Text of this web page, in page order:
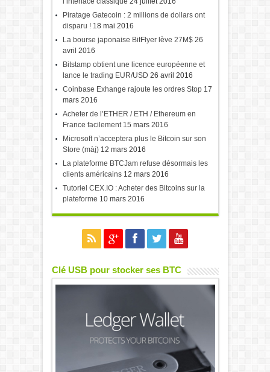
Piratage Gatecoin : 2 millions de dollars ont
disparu ! 18 mai 2016
La bourse japonaise BitFlyer lève 27M$ 26
avril 2016
Bitstamp obtient une licence européenne et
lance le trading EUR/USD 26 avril 2016
Coinbase Exhange rajoute les ordres Stop 17
mars 2016
Acheter de l’ETHER / ETH / Ethereum en
France facilement 15 mars 2016
Microsoft n’acceptera plus le Bitcoin sur son
Store (màj) 12 mars 2016
La plateforme BTCJam refuse désormais les
clients américains 12 mars 2016
Tutoriel CEX.IO : Acheter des Bitcoins sur la
plateforme 10 mars 2016
Clé USB pour stocker ses BTC